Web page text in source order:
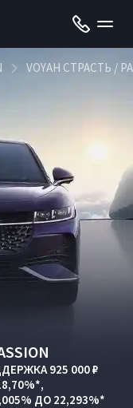
VOYAH СТРАСТЬ /
925 000 ₽
ДО 22,293%*